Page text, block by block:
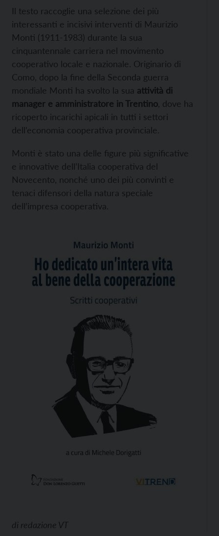
Il testo raccoglie una selezione dei più
interessanti e incisivi interventi di Maurizio
Monti (1911-1983) durante la sua
cinquantennale carriera nel movimento
cooperativo locale e nazionale. Originario di
Como, dopo la fine della Seconda guerra
mondiale Monti ha svolto la sua attività di
manager e amministratore in Trentino , dove ha
ricoperto incarichi apicali in tutti i settori
dell’economia cooperativa provinciale.
Monti è stato una delle figure più significative
e innovative dell’Italia cooperativa del
Novecento, nonché uno dei più convinti e
tenaci difensori della natura speciale
dell’impresa cooperativa.
di redazione VT